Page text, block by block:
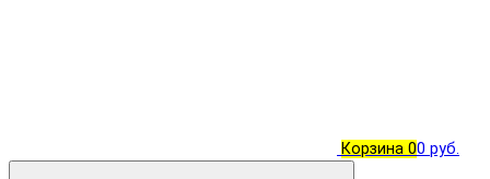
Корзина 00 руб.